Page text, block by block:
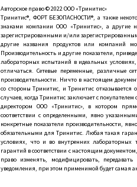
Авторское право © 2022 ООО «Тринитис»
Тринитис®, ФОРТ БЕЗОПАСНОСТИ®, а также
знаками компании ООО «Тринитис», а другие
зарегистрированными и/или
другие названия продуктов или компаний
Производительность и другие показатели,
лабораторных испытаний в идеальных
отличаться. Сетевые переменные, различные
производительности. Ничто в настоящем
со стороны Тринитис, и Тринитис
случаев, когда Тринитис заключает с
директором ООО «Тринитис», в котором
соответствии с определенными, явно
конкретные показатели производительности,
обязательными для Тринитис. Любая такая
условиях, что и во внутренних лабораторных
гарантий в соответствии с настоящим
право изменять, модифицировать,
уведомления, при этом применимой будет самая